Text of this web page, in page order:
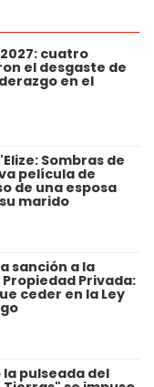
cuatro
el desgaste de
en el
Sombras de
película de
de una esposa
marido
sanción a la
Privada:
ceder en la Ley
la pulseada del